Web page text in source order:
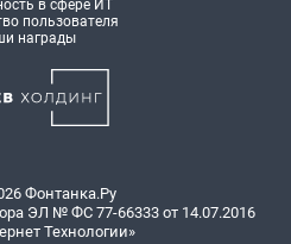
в сфере ИТ
пользователя
награды
Фонтанка.Ру
ЭЛ № ФС 77-66333 от 14.07.2016
Технологии»